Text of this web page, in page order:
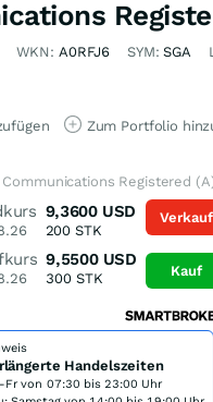
WKN: A0RFJ6 SYM:SGA
Zum Portfolio
Communications Registered
9,3600 USD
200 STK
9,5500 USD
300STK
Verkauf
Kauf
Handelszeiten
Fr von 07:30 bis 23:00 Uhr